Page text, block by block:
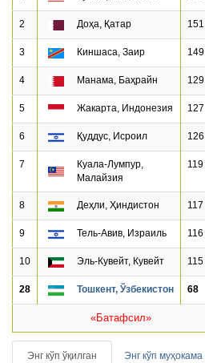
2 Доҳа, Қатар 151
3 Киншаса, Заир 149
4 Манама, Баҳрайн 129
5 Жакарта, Индонезия 127
6 Қуддус, Исроил 126
7
Куала-Лумпур,
Малайзия
119
8 Деҳли, Ҳиндистон 117
9 Тель-Авив, Израиль 116
10 Эль-Кувейт, Кувейт 115
28 Тошкент, Ўзбекистон 68
«Батафсил»
Энг кўп ўқилган
Энг кўп муҳокама